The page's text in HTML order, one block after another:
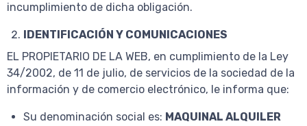
incumplimiento de dicha obligación.
IDENTIFICACIÓN Y COMUNICACIONES
EL PROPIETARIO DE LA WEB, en cumplimiento de la Ley
34/2002, de 11 de julio, de servicios de la sociedad de la
información y de comercio electrónico, le informa que:
Su denominación social es: MAQUINAL ALQUILER